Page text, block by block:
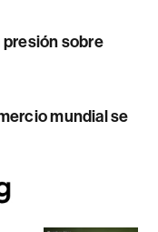
sobre
mundial se